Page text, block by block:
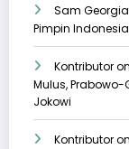
Sam Georgia
Pimpin
Kontributoron
Mulus, Prabowo-
Jokowi
Kontributoron